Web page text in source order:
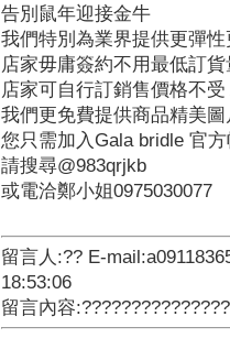
告別鼠年迎接金牛
我們特別為業界提供更彈
店家毋庸簽約不用最低訂
店家可自行訂銷售價格不
我們更免費提供商品精美
您只需加入Gala bridle 官
請搜尋@983qrjkb
或電洽鄭小姐0975030077
留言人:?? E-
18:53:06
留言內容